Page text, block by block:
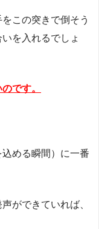
この突きで倒そう
を入れるでしょ
です。
める瞬間）に一番
ができていれば、